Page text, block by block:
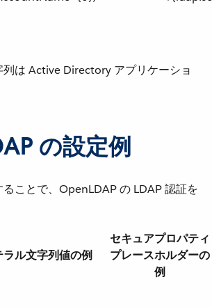
は Active Directory アプリケーショ
の設定例
ことで、OpenLDAP の LDAP 認証を
ラル文字列値の例
セキュアプロパティ
プレースホルダーの
例